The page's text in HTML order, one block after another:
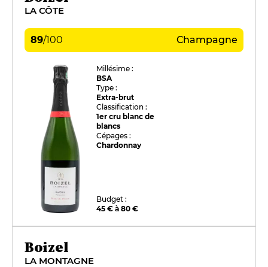
LA CÔTE
89/100 Champagne
Millésime :
BSA
Type :
Extra-brut
Classification :
1er cru blanc de
blancs
Cépages :
Chardonnay
Budget :
45 € à 80 €
Boizel
LA MONTAGNE